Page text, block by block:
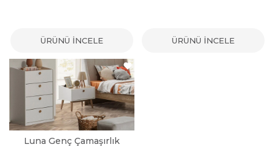
ÜRÜNÜ İNCELE ÜRÜNÜ İNCELE
Luna Genç Çamaşırlık